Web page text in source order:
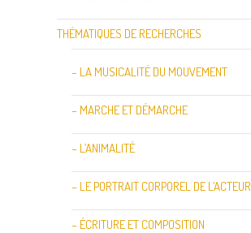
THÉMATIQUES DE RECHERCHES
– LA MUSICALITÉ DU MOUVEMENT
– MARCHE ET DÉMARCHE
– L’ANIMALITÉ
– LE PORTRAIT CORPOREL DE L’ACTEUR
– ÉCRITURE ET COMPOSITION